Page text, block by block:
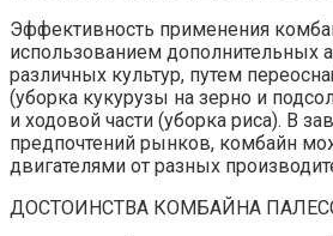
Эффективность применения
использованием дополнительных
различных культур, путем
(уборка кукурузы на зерно и
и ходовой части (уборка риса). В
предпочтений рынков, комбайн
двигателями от разных
ДОСТОИНСТВА КОМБАЙНА